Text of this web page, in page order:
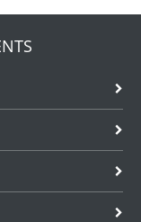
saluran. 5.6
dan antarmuka